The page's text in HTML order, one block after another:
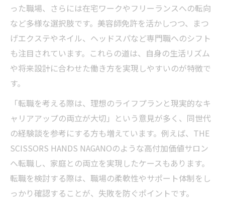
った職場、さらには在宅ワークやフリーランスへの転向
など多様な選択肢です。美容師免許を活かしつつ、まつ
げエクステやネイル、ヘッドスパなど専門職へのシフト
も注目されています。これらの道は、自身の生活リズム
や将来設計に合わせた働き方を実現しやすいのが特徴で
す。
「転職を考える際は、理想のライフプランと現実的なキ
ャリアアップの両立が大切」という意見が多く、同世代
の経験談を参考にする方も増えています。例えば、THE
SCISSORS HANDS NAGANOのような高付加価値サロン
へ転職し、家庭との両立を実現したケースもあります。
転職を検討する際は、職場の柔軟性やサポート体制をし
っかり確認することが、失敗を防ぐポイントです。